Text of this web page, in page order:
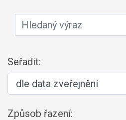
Hledaný výraz:
Seřadit:
Způsob řazení: